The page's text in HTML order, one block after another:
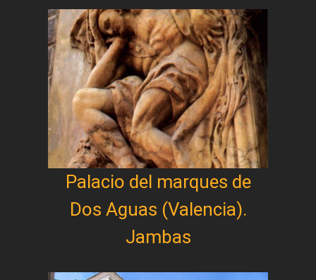
Palacio del marques de
Dos Aguas (Valencia).
Jambas